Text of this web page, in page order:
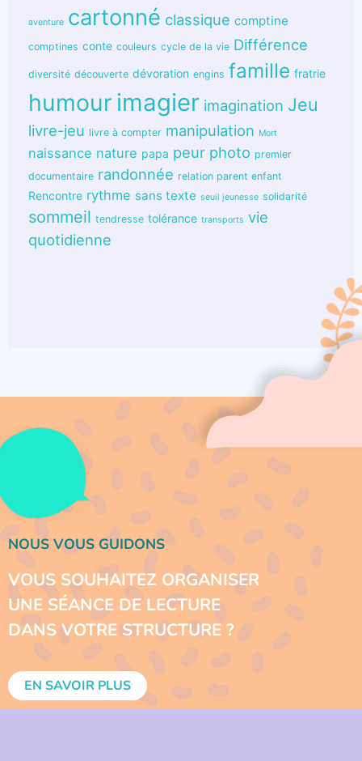
aventure cartonné classique comptine
comptines conte couleurs cycle de la vie Différence
diversité découverte dévoration engins famille fratrie
humour imagier imagination Jeu
livre-jeu livre à compter manipulation Mort
naissance nature papa peur photo premier
documentaire randonnée relation parent enfant
Rencontre rythme sans texte seuil jeunesse solidarité
sommeil tendresse tolérance transports vie
quotidienne
NOUS VOUS GUIDONS
VOUS SOUHAITEZ ORGANISER
UNE SÉANCE DE LECTURE
DANS VOTRE STRUCTURE ?
EN SAVOIR PLUS